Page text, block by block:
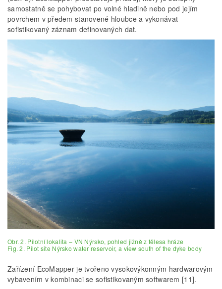
samostatně se pohybovat po volné hladině nebo pod jejím
povrchem v předem stanovené hloubce a vykonávat
sofistikovaný záznam definovaných dat.
Obr. 2. Pilotní lokalita – VN Nýrsko, pohled jižně z tělesa hráze
Fig. 2. Pilot site Nýrsko water reservoir, a view south of the dyke body
Zařízení EcoMapper je tvořeno vysokovýkonným hardwarovým
vybavením v kombinaci se sofistikovaným softwarem [11].